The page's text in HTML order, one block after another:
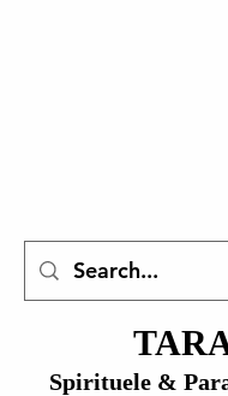
Spirituele &